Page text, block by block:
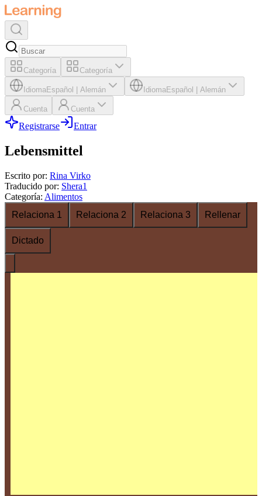
Categoría Categoría
IdiomaEspañol Alemán IdiomaEspañol Alemán
Cuenta Cuenta
Registrarse Entrar
Lebensmittel
Escrito por: Rina Virko
Traducido por: Shera1
Categoría: Alimentos
Relaciona 1
Relaciona 2 Relaciona 3 Rellenar
Dictado